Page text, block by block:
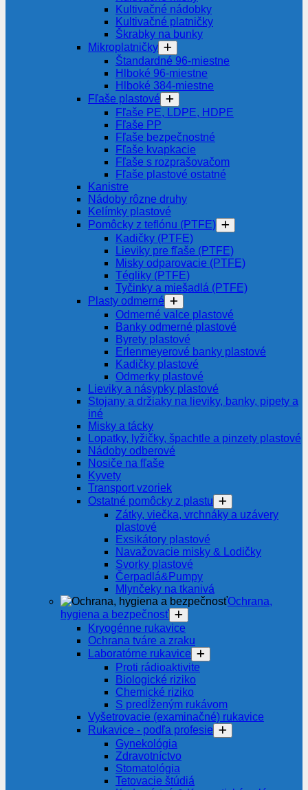
Kultivačné nádobky
Kultivačné platničky
Škrabky na bunky
Mikroplatničky
Štandardné 96-miestne
Hlboké 96-miestne
Hlboké 384-miestne
Fľaše plastové
Fľaše PE, LDPE, HDPE
Fľaše PP
Fľaše bezpečnostné
Fľaše kvapkacie
Fľaše s rozprašovačom
Fľaše plastové ostatné
Kanistre
Nádoby rôzne druhy
Kelímky plastové
Pomôcky z teflónu (PTFE)
Kadičky (PTFE)
Lieviky pre fľaše (PTFE)
Misky odparovacie (PTFE)
Tégliky (PTFE)
Tyčinky a miešadlá (PTFE)
Plasty odmerné
Odmerné valce plastové
Banky odmerné plastové
Byrety plastové
Erlenmeyerové banky plastové
Kadičky plastové
Odmerky plastové
Lieviky a násypky plastové
Stojany a držiaky na lieviky, banky, pipety a
iné
Misky a tácky
Lopatky, lyžičky, špachtle a pinzety plastové
Nádoby odberové
Nosiče na fľaše
Kyvety
Transport vzoriek
Ostatné pomôcky z plastu
Zátky, viečka, vrchnáky a uzávery
plastové
Exsikátory plastové
Navažovacie misky & Lodičky
Svorky plastové
Čerpadlá&Pumpy
Mlynčeky na tkanivá
Ochrana,
hygiena a bezpečnosť
Kryogénne rukavice
Ochrana tváre a zraku
Laboratórne rukavice
Proti rádioaktivite
Biologické riziko
Chemické riziko
S predĺženým rukávom
Vyšetrovacie (examinačné) rukavice
Rukavice - podľa profesie
Gynekológia
Zdravotníctvo
Stomatológia
Tetovacie štúdiá